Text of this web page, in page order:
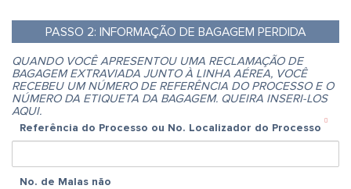
PASSO 2: INFORMAÇÃO DE BAGAGEM PERDIDA
QUANDO VOCÊ APRESENTOU UMA RECLAMAÇÃO DE
BAGAGEM EXTRAVIADA JUNTO À LINHA AÉREA, VOCÊ
RECEBEU UM NÚMERO DE REFERÊNCIA DO PROCESSO E O
NÚMERO DA ETIQUETA DA BAGAGEM. QUEIRA INSERI-LOS
AQUI.
Referência do Processo ou No. Localizador do Processo
No. de Malas não